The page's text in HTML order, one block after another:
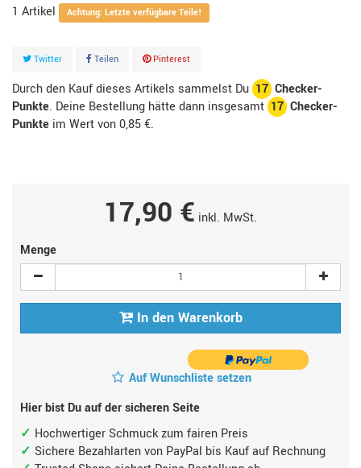
1 Artikel Achtung: Letzte verfügbare Teile!
Twitter Teilen Pinterest
Durch den Kauf dieses Artikels sammelst Du 17 Checker-
Punkte. Deine Bestellung hätte dann insgesamt 17 Checker-
Punkte im Wert von0,85 €.
17,90 € inkl. MwSt.
Menge
In den Warenkorb
Auf Wunschliste setzen
Hier bist Du auf der sicheren Seite
Hochwertiger Schmuck zum fairen Preis
Sichere Bezahlarten von PayPal bis Kauf auf Rechnung